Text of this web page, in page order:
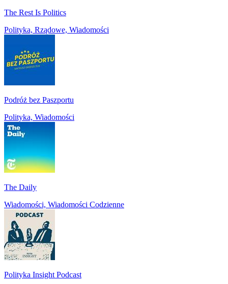
The Rest Is Politics
Polityka, Rządowe, Wiadomości
Podróż bez Paszportu
Polityka, Wiadomości
The Daily
Wiadomości, Wiadomości Codzienne
Polityka Insight Podcast